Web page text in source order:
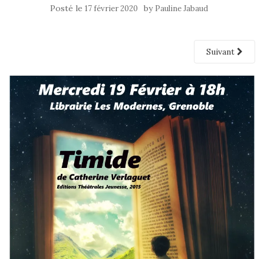
Posté le 17 février 2020 by Pauline Jabaud
Suivant